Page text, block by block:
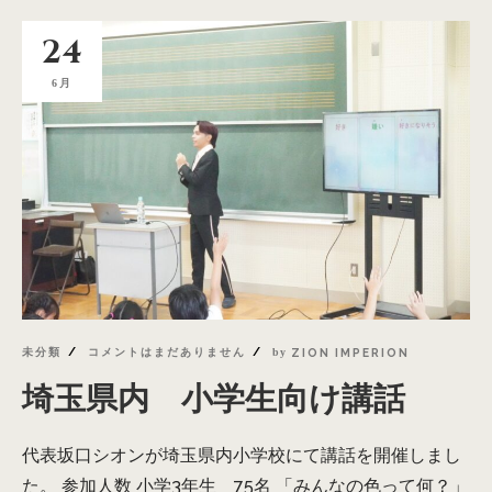
24
6月
未分類 コメントはまだありません by ZION IMPERION
埼玉県内 小学生向け講話
代表坂口シオンが埼玉県内小学校にて講話を開催しまし
た。 参加人数 小学3年生 75名 「みんなの色って何？」